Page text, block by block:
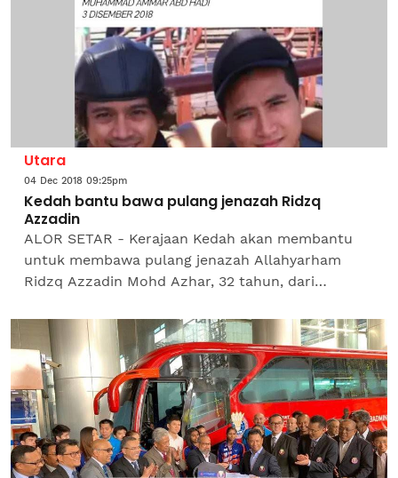
Utara
04 Dec 2018 09:25pm
Kedah bantu bawa pulang jenazah Ridzq
Azzadin
ALOR SETAR - Kerajaan Kedah akan membantu
untuk membawa pulang jenazah Allahyarham
Ridzq Azzadin Mohd Azhar, 32 tahun, dari
besarnya, Datuk Seri...